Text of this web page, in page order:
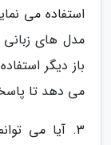
استفاده می
باز دیگر
می دهد تا
3. آیا می